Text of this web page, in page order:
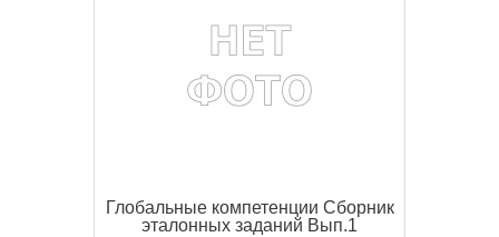
Глобальные компетенции Сборник
эталонных заданий Вып.1